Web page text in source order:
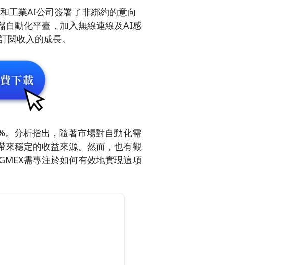
工業AI公司簽署了非綁約的意向
自動化平臺，加入無線連線及AI感
收入的成長。
。分析指出，隨著市場對自動化需
來穩定的收益來源。然而，也有觀
需專注於如何有效地實現這項